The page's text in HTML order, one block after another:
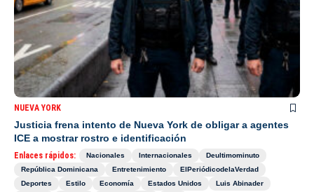
NUEVA YORK
Justicia frena intento de Nueva York de obligar a agentes
ICE a mostrar rostro e identificación
Enlaces rápidos: Nacionales Internacionales
Deultimominuto
República Dominicana
Entretenimiento
ElPeriódicodelaVerdad
Deportes
Estilo Economía Estados Unidos
Luis Abinader